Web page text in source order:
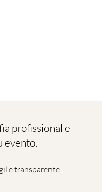
profissional e
evento.
e transparente: